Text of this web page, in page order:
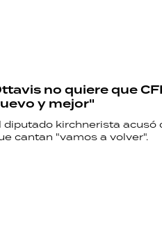
no quiere que
y mejor"
diputado kirchnerista
cantan "vamos a volver".